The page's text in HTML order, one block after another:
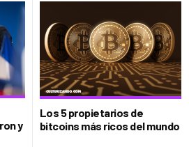
y
Los 5 propietarios de
bitcoins más ricos del mundo